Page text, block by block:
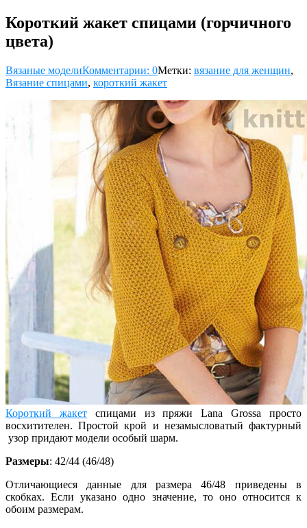
Короткий жакет спицами (горчичного
цвета)
Вязаные моделиКомментарии: 0Метки: вязание для женщин,
Вязание спицами, короткий жакет
Короткий жакетспицами из пряжи Lana Grоssа просто
восхитителен. Простой крой и незамысловатый фактурный
узор придают модели особый шарм.
Размеры: 42/44 (46/48)
Отличающиеся данные для размера 46/48 приведены в
скобках. Если указано одно значение, то оно относится к
обоим размерам.